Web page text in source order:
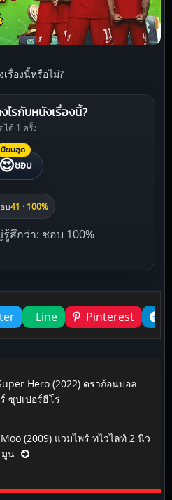
รื่องนี้หรือไม่?
รกับหนังเรื่องนี้?
ได้ 1 ครั้ง
นิยมสุด
😍ชอบ
บ41 · 100%
สึกว่า: ชอบ 100%
Liked this
Line Pinterest
Hero (2022) ดราก้อนบอล
ซุปเปอร์ฮีโร่
(2009) แวมไพร์ ทไวไลท์ 2 นิว
มูน